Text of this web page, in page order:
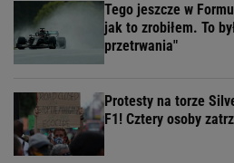
Tego jeszcze w
jak to zrobiłem. To
przetrwania"
Protesty na torze
F1! Cztery osoby